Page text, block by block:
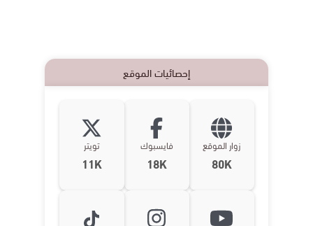
إحصائيات الموقع
زوار الموقع
80K
فايسبوك
18K
تويتر
11K